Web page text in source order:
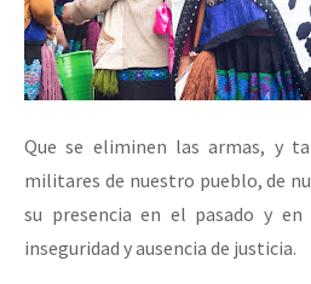
Que se eliminen las armas, y
militares de nuestro pueblo, de
su presencia en el pasado y
inseguridad y ausencia de justicia.